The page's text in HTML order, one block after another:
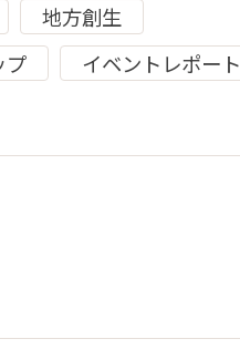
地方創生
プ
イベントレポート